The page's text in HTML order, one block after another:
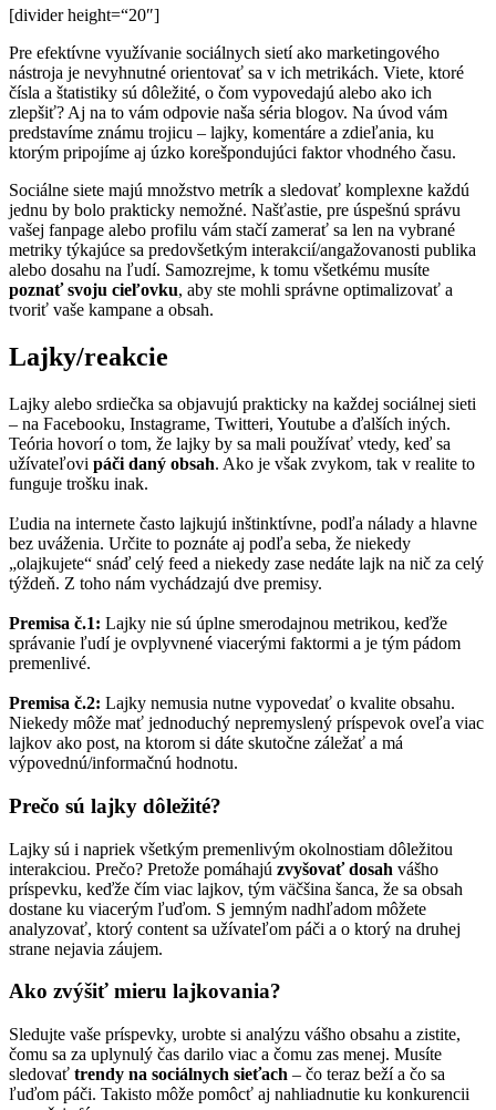
[divider height=“20″]
Pre efektívne využívanie sociálnych sietí ako marketingového
nástroja je nevyhnutné orientovať sa v ich metrikách. Viete, ktoré
čísla a štatistiky sú dôležité, o čom vypovedajú alebo ako ich
zlepšiť? Aj na to vám odpovie naša séria blogov. Na úvod vám
predstavíme známu trojicu – lajky, komentáre a zdieľania, ku
ktorým pripojíme aj úzko korešpondujúci faktor vhodného času.
Sociálne siete majú množstvo metrík a sledovať komplexne každú
jednu by bolo prakticky nemožné. Našťastie, pre úspešnú správu
vašej fanpage alebo profilu vám stačí zamerať sa len na vybrané
metriky týkajúce sa predovšetkým interakcií/angažovanosti publika
alebo dosahu na ľudí. Samozrejme, k tomu všetkému musíte
poznať svoju cieľovku, aby ste mohli správne optimalizovať a
tvoriť vaše kampane a obsah.
Lajky/reakcie
Lajky alebo srdiečka sa objavujú prakticky na každej sociálnej sieti
– na Facebooku, Instagrame, Twitteri, Youtube a ďalších iných.
Teória hovorí o tom, že lajky by sa mali používať vtedy, keď sa
užívateľovi páči daný obsah. Ako je však zvykom, tak v realite to
funguje trošku inak.
Ľudia na internete často lajkujú inštinktívne, podľa nálady a hlavne
bez uváženia. Určite to poznáte aj podľa seba, že niekedy
„olajkujete“ snáď celý feed a niekedy zase nedáte lajk na nič za celý
týždeň. Z toho nám vychádzajú dve premisy.
Premisa č.1: Lajky nie sú úplne smerodajnou metrikou, keďže
správanie ľudí je ovplyvnené viacerými faktormi a je tým pádom
premenlivé.
Premisa č.2: Lajky nemusia nutne vypovedať o kvalite obsahu.
Niekedy môže mať jednoduchý nepremyslený príspevok oveľa viac
lajkov ako post, na ktorom si dáte skutočne záležať a má
výpovednú/informačnú hodnotu.
Prečo sú lajky dôležité?
Lajky sú i napriek všetkým premenlivým okolnostiam dôležitou
interakciou. Prečo? Pretože pomáhajú zvyšovať dosah vášho
príspevku, keďže čím viac lajkov, tým väčšina šanca, že sa obsah
dostane ku viacerým ľuďom. S jemným nadhľadom môžete
analyzovať, ktorý content sa užívateľom páči a o ktorý na druhej
strane nejavia záujem.
Ako zvýšiť mieru lajkovania?
Sledujte vaše príspevky, urobte si analýzu vášho obsahu a zistite,
čomu sa za uplynulý čas darilo viac a čomu zas menej. Musíte
sledovať trendy na sociálnych sieťach – čo teraz beží a čo sa
ľuďom páči. Takisto môže pomôcť aj nahliadnutie ku konkurencii